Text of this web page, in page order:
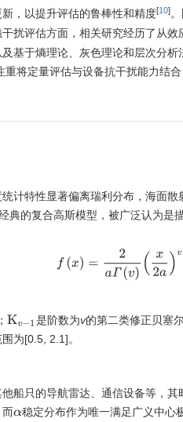
，以提升评估的鲁棒性和精度[10]
扰评估方面，相关研究经历了从
基于熵理论、灰色理论和层次分
重将定量评估与设备抗干扰能力结
计特性显著偏离瑞利分布，海面
典的复合高斯模型，被广泛认为
Γ x2 a) vKv
； Kv−1 是阶数为v的第二类修正贝塞
为[0.5, 2.1]。
船只的导航雷达、通信设备等，
而α稳定分布作为唯一满足广义中心